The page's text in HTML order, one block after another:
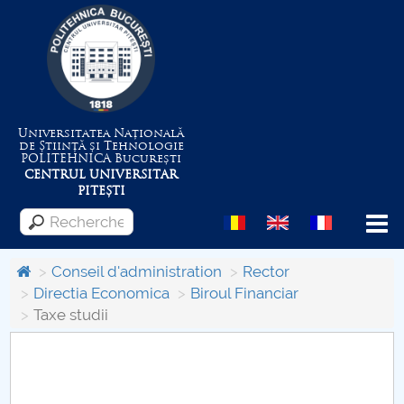
Universitatea Națională
de Știință și Tehnologie
POLITEHNICABucurești
CENTRUL UNIVERSITAR
PITEȘTI
Menu
Despre Universitate
Conseil d'administration
Rector
Directia Economica
Biroul Financiar
Taxe studii